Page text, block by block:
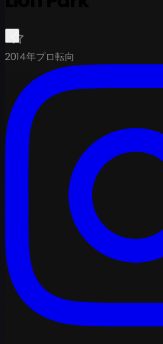
2014年プロ転向